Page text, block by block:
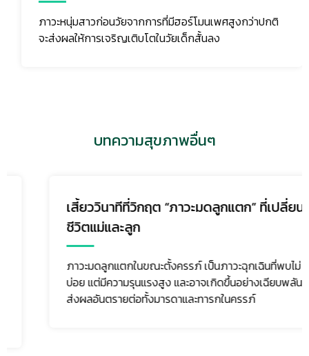
ภาวะหนุ่มสาวก่อนวัยจากการที่มีฮอร์โมนเพศสูงกว่าปกติ
จะส่งผลให้การเจริญเติบโตในวัยเด็กสั้นลง
บทความสุขภาพอื่นๆ
เสี้ยววินาทีที่วิกฤต “ภาวะมดลูกแตก” ที่เปลี่ยน
ชีวิตแม่และลูก
ภาวะมดลูกแตกในขณะตั้งครรภ์ เป็นภาวะฉุกเฉินที่พบไม่
บ่อย แต่มีความรุนแรงสูง และอาจเกิดขึ้นอย่างเฉียบพลัน
ส่งผลอันตรายต่อทั้งมารดาและทารกในครรภ์